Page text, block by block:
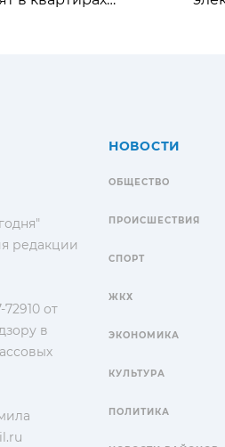
редакции
от
в
НОВОСТИ
ОБЩЕСТВО
ПРОИСШЕСТВИЯ
СПОРТ
ЖКХ
ЭКОНОМИКА
КУЛЬТУРА
ПОЛИТИКА